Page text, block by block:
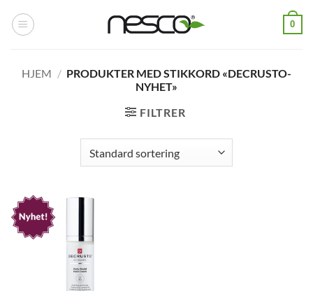
0
HJEM / PRODUKTER MED STIKKORD «DECRUSTO-
NYHET»
FILTRER